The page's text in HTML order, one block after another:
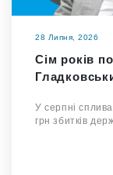
28 Липня, 2026
Сім років
У серпні
грн збитків